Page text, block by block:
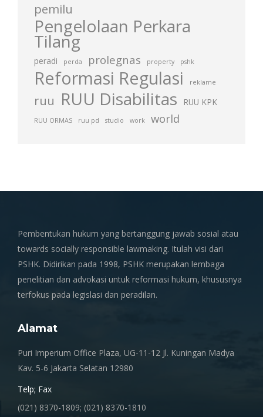
pemilu
Pengelolaan Perkara
Tilang
peradi perda prolegnas property pshk
Reformasi Regulasi reklame
ruu RUU Disabilitas RUU KPK
RUU ORMAS ruu pd studio work world
Pembentukan hukum yang bertanggung jawab sosial atau
towards socially responsible lawmaking. Itulah visi dari
PSHK. Didirikan pada 1998, PSHK merupakan lembaga
penelitian dan advokasi untuk reformasi hukum, khususnya
terfokus pada legislasi dan peradilan.
Alamat
Puri Imperium Office Plaza, UG-11-12 Jl. Kuningan Madya
Kav. 5-6 Jakarta Selatan 12980
Telp; Fax
(021) 8370-1809; (021) 8370-1810